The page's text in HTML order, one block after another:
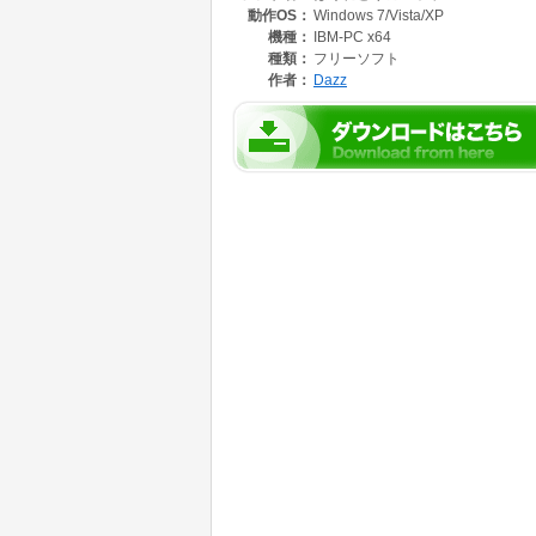
また、相変わらずストーリーはSLGパートと
硬派なSLG好きの方はご注意を。
動作OS： Windows 7/Vista/XP
機種：
IBM-PC x64
種類： フリーソフト
作者： Dazz